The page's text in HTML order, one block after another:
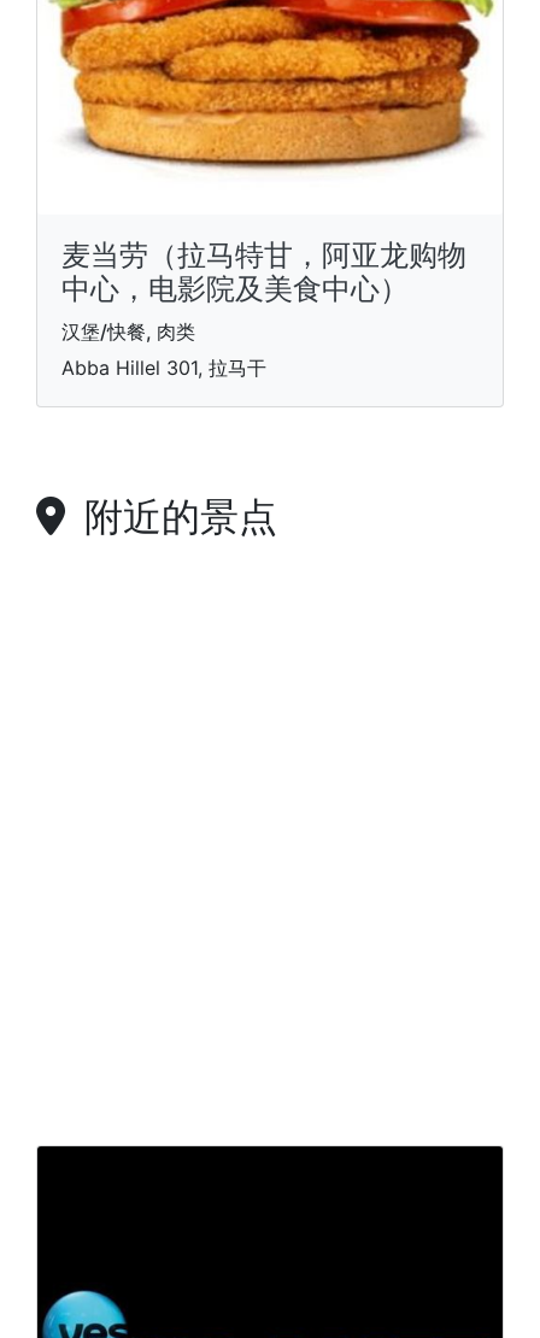
麦当劳（拉马特甘，阿亚龙购物
中心，电影院及美食中心）
汉堡/快餐, 肉类
Abba Hillel 301, 拉马干
附近的景点